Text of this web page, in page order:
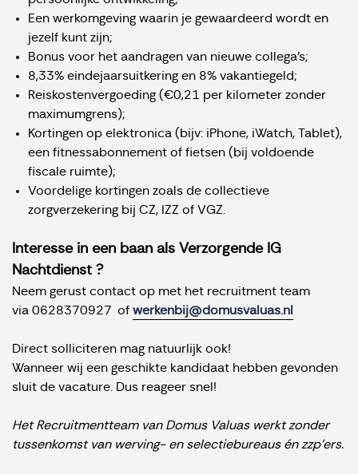
Een werkomgeving waarin je gewaardeerd wordt en
jezelf kunt zijn;
Bonus voor het aandragen van nieuwe collega’s;
8,33% eindejaarsuitkering en 8% vakantiegeld;
Reiskostenvergoeding (€0,21 per kilometer zonder
maximumgrens);
Kortingen op elektronica (bijv: iPhone, iWatch, Tablet),
een fitnessabonnement of fietsen (bij voldoende
fiscale ruimte);
Voordelige kortingen zoals de collectieve
zorgverzekering bij CZ, IZZ of VGZ.
Interesse in een baan als Verzorgende IG
Nachtdienst ?
Neem gerust contact op met het recruitment team
via 0628370927 of werkenbij@domusvaluas.nl
Direct solliciteren mag natuurlijk ook!
Wanneer wij een geschikte kandidaat hebben gevonden
sluit de vacature. Dus reageer snel!
Het Recruitmentteam van Domus Valuas werkt zonder
tussenkomst van werving- en selectiebureaus én zzp'ers.